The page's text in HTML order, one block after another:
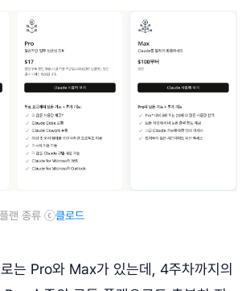
랜 종류 ⓒ클로드
는 Pro와 Max가 있는데, 4주차까지의